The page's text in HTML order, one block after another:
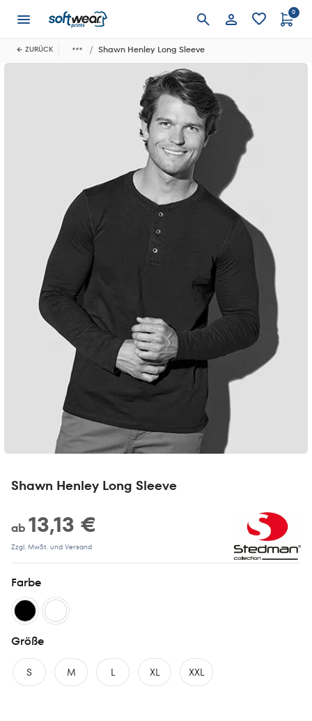
Anmelden
0
ZURÜCK Shawn Henley Long Sleeve
Shawn Henley Long Sleeve
ab 13,13 €
Zzgl. MwSt. und Versand
Farbe
Größe
S M L XL XXL